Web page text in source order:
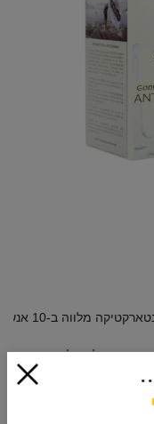
כקרח, על הסלעים או